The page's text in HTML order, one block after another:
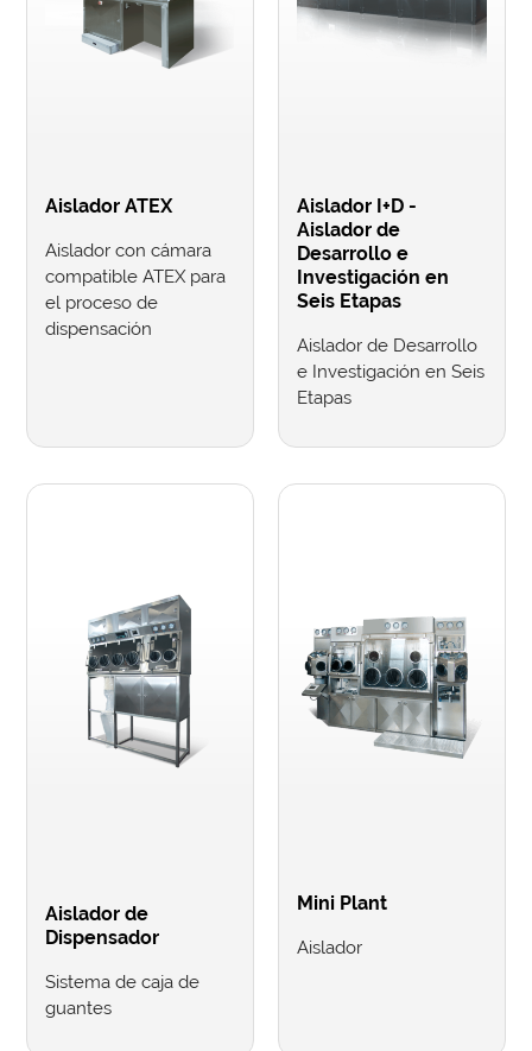
Aislador ATEX
Aislador con cámara
compatible ATEX para
el proceso de
dispensación
Aislador I+D -
Aislador de
Desarrollo e
Investigación en
Seis Etapas
Aislador de Desarrollo
e Investigación en Seis
Etapas
Aislador de
Dispensador
Sistema de caja de
guantes
Mini Plant
Aislador